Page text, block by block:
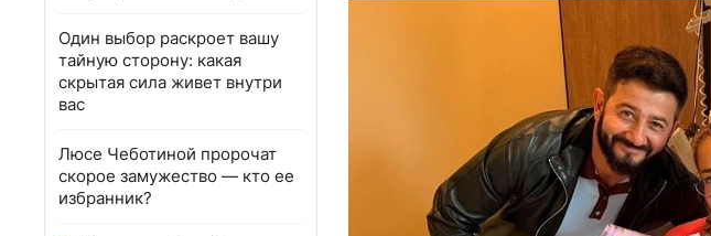
Один выбор раскроет вашу
тайную сторону: какая
скрытая сила живет внутри
вас
Люсе Чеботиной пророчат
скорое замужество — кто ее
избранник?